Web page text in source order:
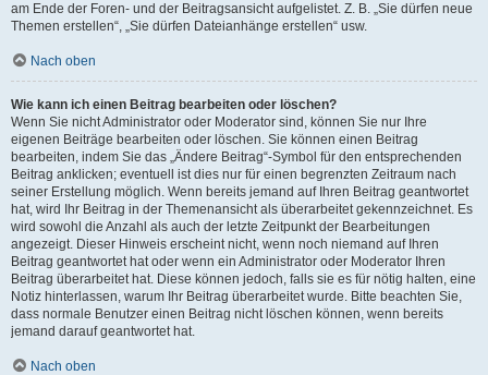
am Ende der Foren- und der Beitragsansicht aufgelistet. Z. B. „Sie dürfen neue
Themen erstellen“, „Sie dürfen Dateianhänge erstellen“ usw.
Nach oben
Wie kann ich einen Beitrag bearbeiten oder löschen?
Wenn Sie nicht Administrator oder Moderator sind, können Sie nur Ihre
eigenen Beiträge bearbeiten oder löschen. Sie können einen Beitrag
bearbeiten, indem Sie das „Ändere Beitrag“-Symbol für den entsprechenden
Beitrag anklicken; eventuell ist dies nur für einen begrenzten Zeitraum nach
seiner Erstellung möglich. Wenn bereits jemand auf Ihren Beitrag geantwortet
hat, wird Ihr Beitrag in der Themenansicht als überarbeitet gekennzeichnet. Es
wird sowohl die Anzahl als auch der letzte Zeitpunkt der Bearbeitungen
angezeigt. Dieser Hinweis erscheint nicht, wenn noch niemand auf Ihren
Beitrag geantwortet hat oder wenn ein Administrator oder Moderator Ihren
Beitrag überarbeitet hat. Diese können jedoch, falls sie es für nötig halten, eine
Notiz hinterlassen, warum Ihr Beitrag überarbeitet wurde. Bitte beachten Sie,
dass normale Benutzer einen Beitrag nicht löschen können, wenn bereits
jemand darauf geantwortet hat.
Nach oben